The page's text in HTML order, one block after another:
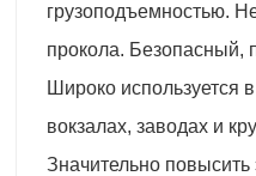
грузоподъемностью.
прокола. Безопасный,
Широко используется
вокзалах, заводах и
Значительно